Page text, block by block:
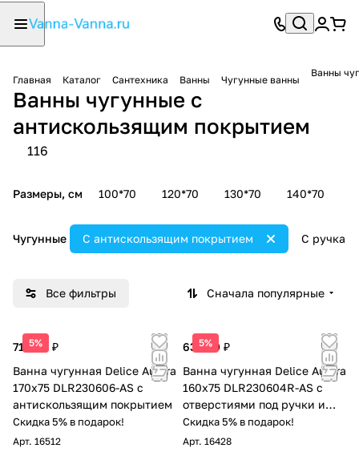
Главная Каталог Сантехника Ванны Чугунные ванны
Ванны
Ванны чугунные с
антискользящим покрытием
116
Размеры, см 100*70 120*70 130*70 140*70
Чугунные С антискользящим покрытием С
Все фильтры Сначала популярные
5%
71 000 ₽
Ванна чугунная Delice Aurora
170х75 DLR230606-AS с
антискользящим покрытием
Скидка 5% в подарок!
Арт. 16512
5%
63 500 ₽
Ванна чугунная Delice Aurora
160х75 DLR230604R-AS с
отверстиями под ручки и
антискользящим покрытием
Скидка 5% в подарок!
Арт. 16428